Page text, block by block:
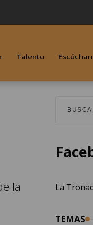
Talento
la La
TEMAS